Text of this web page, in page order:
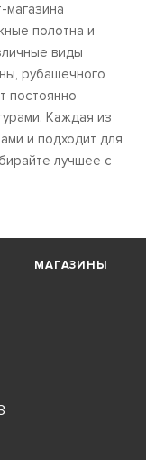
магазина
полотна и
виды
рубашечного
постоянно
Каждая из
и подходит для
лучшее с
МАГАЗИНЫ